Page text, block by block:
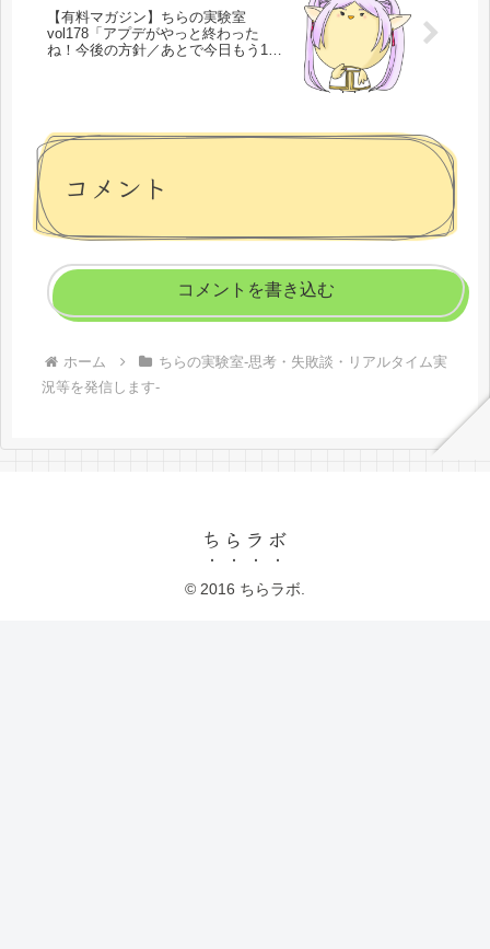
【有料マガジン】ちらの実験室
vol178「アプデがやっと終わった
ね！今後の方針／あとで今日もう1記
コメント
コメントを書き込む
ホーム
ちらの実験室-思考・失敗談・リアルタイム実
況等を発信します-
ちらラボ
© 2016 ちらラボ.